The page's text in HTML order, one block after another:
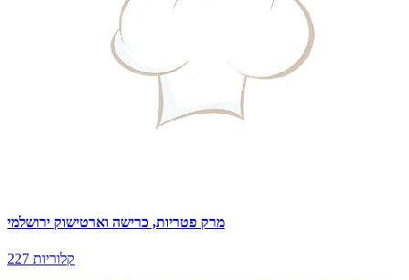
מרק פטריות, כרישה וארטישוק ירושלמי
227 קלוריות